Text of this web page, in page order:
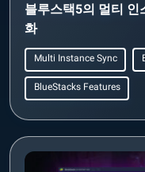
블루스택5의 멀티 인
화
Multi Instance Sync
BlueStacks Features